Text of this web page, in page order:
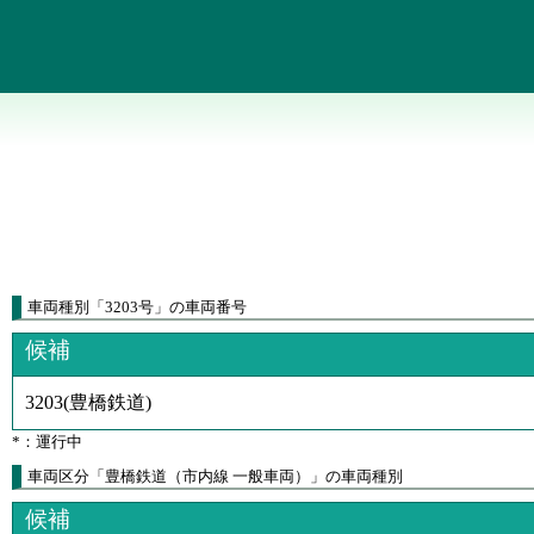
車両種別 「 3203号 」 の車両番号
候補
3203(豊橋鉄道)
*：運行中
車両区分「豊橋鉄道（市内線 一般車両）」の車両種別
候補